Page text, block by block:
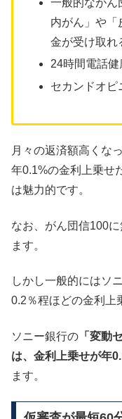
一般的ながん
内がん」や「
金が受け取れ
24時間電話
セカンドオピ
月々の返済額高くな
年0.1%の金利上乗せ
は魅力的です。
なお、がん団信100
ます。
しかし一般的にはソ
0.2％程ほどの金利上
ソニー銀行の 「変動
は、金利上乗せが年
ます。